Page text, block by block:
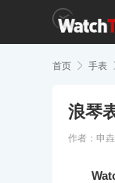
首页  手表
浪琴
作者：申垚